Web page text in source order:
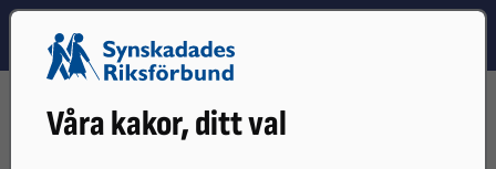
Våra kakor, ditt val
Hoppa till innehåll
Hoppa till hitta snabbt
BRANSCHFÖRENINGAR